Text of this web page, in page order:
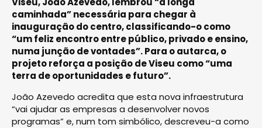
caminhada” necessária para chegar à
inauguração do centro, classificando-o como
“um feliz encontro entre público, privado e ensino,
numa junção de vontades”. Para o autarca, o
projeto reforça a posição de Viseu como “uma
terra de oportunidades e futuro”.
João Azevedo acredita que esta nova infraestrutura
“vai ajudar as empresas a desenvolver novos
programas” e, num tom simbólico, descreveu-a como